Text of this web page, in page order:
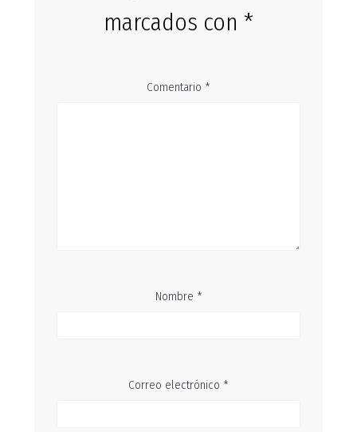
marcados con *
Comentario *
Nombre *
Correo electrónico *